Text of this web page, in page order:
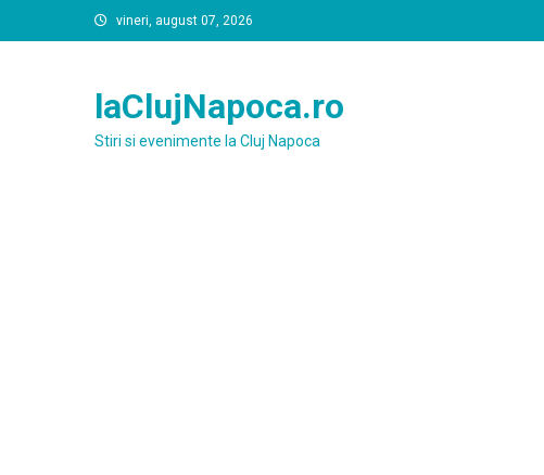
to
vineri, august 07, 2026
laClujNapoca.ro
Stiri si evenimente la Cluj Napoca